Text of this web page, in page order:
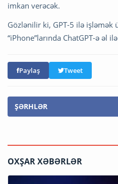
imkan verəcək.
Gözlənilir ki, GPT-5 ilə işləmək
“iPhone”larında ChatGPT-ə əl
Paylaş Tweet
ŞƏRHLƏR
OXŞAR XƏBƏRLƏR